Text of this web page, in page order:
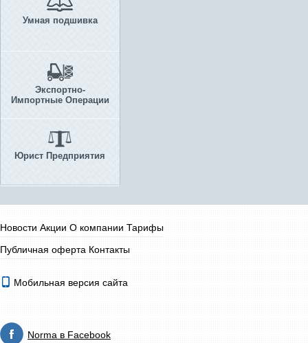
Умная подшивка
Экспортно-
Импортные Операции
Юрист Предприятия
Новости Акции О компании Тарифы
Публичная оферта Контакты
Мобильная версия сайта
Norma в Facebook